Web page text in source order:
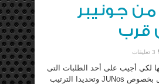
جونيبر
قرب
3 تعليقات
لكي أجيب على أحد الطلبات التى
وصلتني على الأيميل بخصوص JUNos وتحديدا الترتيب